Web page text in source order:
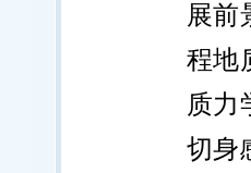
展前
程地
质力
切身